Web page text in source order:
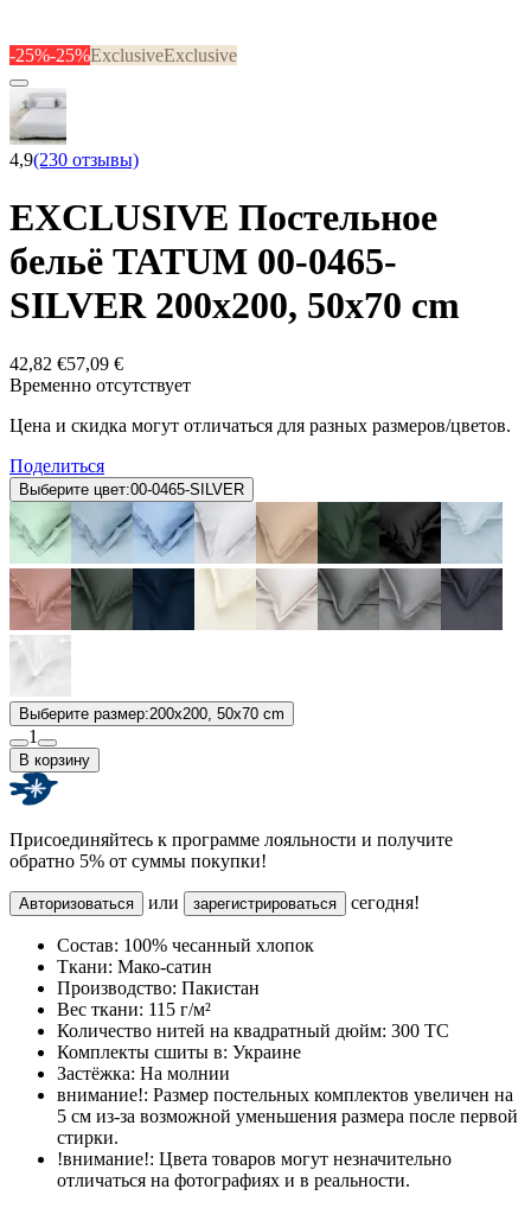
-25%-25%ExclusiveExclusive
4,9(230 отзывы)
EXCLUSIVE Постельное
бельё TATUM 00-0465-
SILVER 200x200, 50x70 cm
42,82 €57,09 €
Временно отсутствует
Цена и скидка могут отличаться для разных размеров/цветов.
Поделиться
Выберите цвет:00-0465-SILVER
Выберите размер:200x200, 50x70 cm
1
В корзину
Присоединяйтесь к программе лояльности и получите
обратно 5% от суммы покупки!
Авторизоваться или зарегистрироваться сегодня!
Состав: 100% чесанный хлопок
Ткани: Мако-сатин
Производство: Пакистан
Вес ткани: 115 г/м²
Количество нитей на квадратный дюйм: 300 TC
Комплекты сшиты в: Украине
Застёжка: На молнии
внимание!: Размер постельных комплектов увеличен на
5 см из-за возможной уменьшения размера после первой
стирки.
!внимание!: Цвета товаров могут незначительно
отличаться на фотографиях и в реальности.